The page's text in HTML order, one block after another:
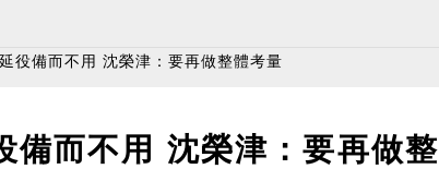
役備而不用 沈榮津：要再做整體考量
備而不用 沈榮津：要再做整